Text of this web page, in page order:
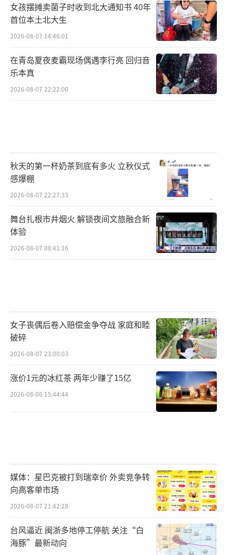
女孩摆摊卖菌子时收到北大通知书 40年
首位本土北大生
2026-08-07 14:46:01
在青岛夏夜麦霸现场偶遇李行亮 回归音
乐本真
2026-08-07 22:22:00
秋天的第一杯奶茶到底有多火 立秋仪式
感爆棚
2026-08-07 22:27:33
舞台扎根市井烟火 解锁夜间文旅融合新
体验
2026-08-07 08:41:16
女子丧偶后卷入赔偿金争夺战 家庭和睦
破碎
2026-08-07 23:00:03
涨价1元的冰红茶 两年少赚了15亿
2026-08-06 15:44:44
媒体：星巴克被打到瑞幸价 外卖竞争转
向高客单市场
2026-08-07 21:42:28
台风逼近 闽浙多地停工停航 关注“白
海豚”最新动向